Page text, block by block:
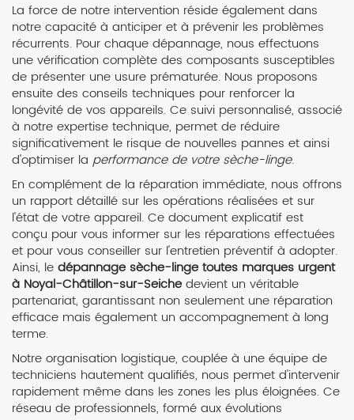
La force de notre intervention réside également dans
notre capacité à anticiper et à prévenir les problèmes
récurrents. Pour chaque dépannage, nous effectuons
une vérification complète des composants susceptibles
de présenter une usure prématurée. Nous proposons
ensuite des conseils techniques pour renforcer la
longévité de vos appareils. Ce suivi personnalisé, associé
à notre expertise technique, permet de réduire
significativement le risque de nouvelles pannes et ainsi
d'optimiser la performance de votre sèche-linge.
En complément de la réparation immédiate, nous offrons
un rapport détaillé sur les opérations réalisées et sur
l'état de votre appareil. Ce document explicatif est
conçu pour vous informer sur les réparations effectuées
et pour vous conseiller sur l'entretien préventif à adopter.
Ainsi, le dépannage sèche-linge toutes marques urgent
à Noyal-Châtillon-sur-Seiche devient un véritable
partenariat, garantissant non seulement une réparation
efficace mais également un accompagnement à long
terme.
Notre organisation logistique, couplée à une équipe de
techniciens hautement qualifiés, nous permet d'intervenir
rapidement même dans les zones les plus éloignées. Ce
réseau de professionnels, formé aux évolutions